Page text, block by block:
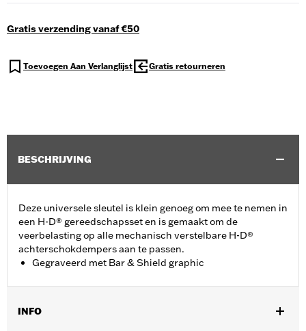
Gratis verzending vanaf €50
Toevoegen Aan Verlanglijst Gratis retourneren
BESCHRIJVING
Deze universele sleutel is klein genoeg om mee te nemen in
een H-D® gereedschapsset en is gemaakt om de
veerbelasting op alle mechanisch verstelbare H-D®
achterschokdempers aan te passen.
Gegraveerd met Bar & Shield graphic
INFO